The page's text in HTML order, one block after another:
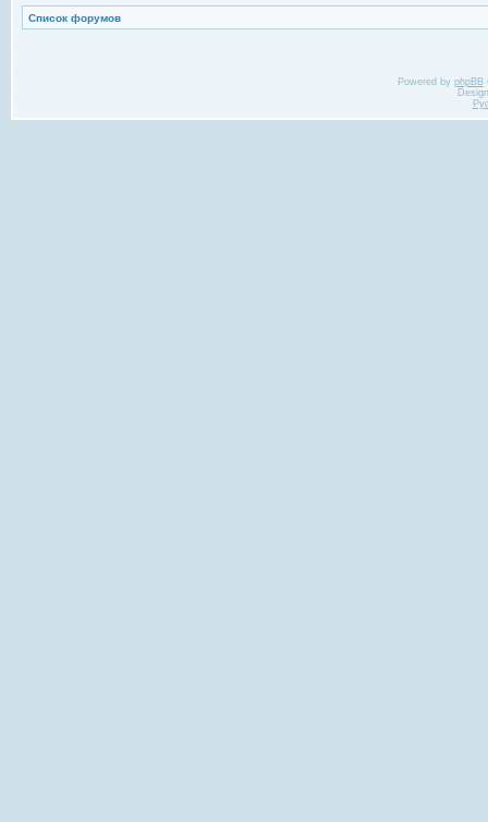
Список форумов
Powered by phpBB